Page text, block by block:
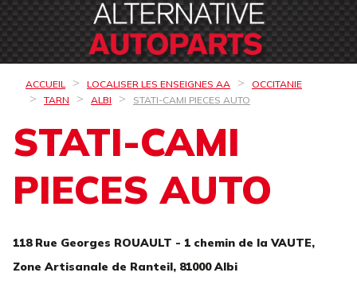
ACCUEIL LOCALISER LES ENSEIGNES AA
OCCITANIE
TARN
ALBI STATI-CAMI PIECES AUTO
STATI-CAMI
PIECES AUTO
118 Rue Georges ROUAULT - 1 chemin de la VAUTE,
Zone Artisanale de Ranteil, 81000 Albi